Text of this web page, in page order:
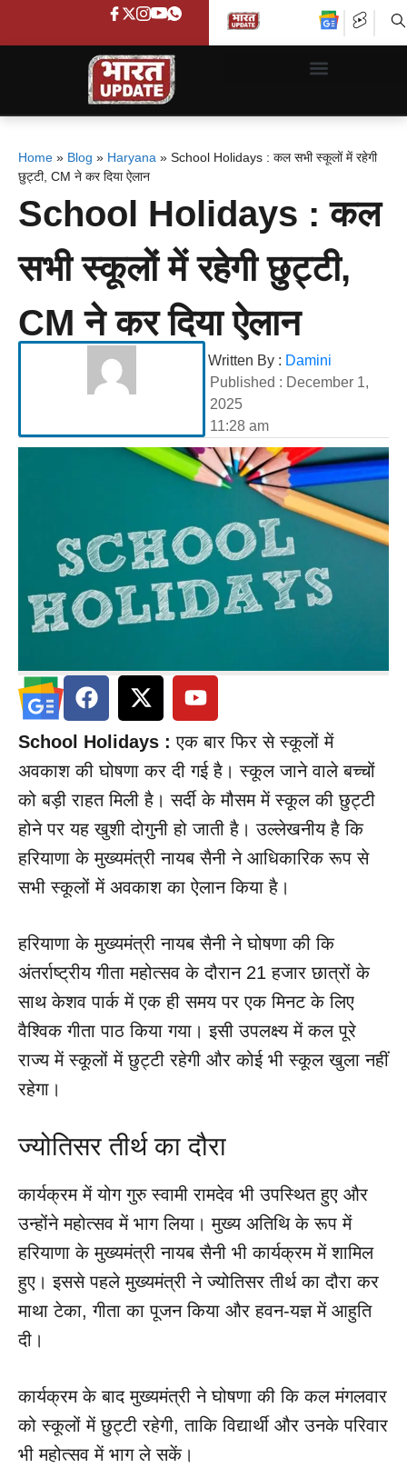
Home » Blog » Haryana » School Holidays : कल सभी स्कूलों में रहेगी
छुट्टी, CM ने कर दिया ऐलान
School Holidays : कल
सभी स्कूलों में रहेगी छुट्टी,
CM ने कर दिया ऐलान
Written By : Damini
Published : December 1,
2025
11:28 am
School Holidays : एक बार फिर से स्कूलों में
अवकाश की घोषणा कर दी गई है। स्कूल जाने वाले बच्चों
को बड़ी राहत मिली है। सर्दी के मौसम में स्कूल की छुट्टी
होने पर यह खुशी दोगुनी हो जाती है। उल्लेखनीय है कि
हरियाणा के मुख्यमंत्री नायब सैनी ने आधिकारिक रूप से
सभी स्कूलों में अवकाश का ऐलान किया है।
हरियाणा के मुख्यमंत्री नायब सैनी ने घोषणा की कि
अंतर्राष्ट्रीय गीता महोत्सव के दौरान 21 हजार छात्रों के
साथ केशव पार्क में एक ही समय पर एक मिनट के लिए
वैश्विक गीता पाठ किया गया। इसी उपलक्ष्य में कल पूरे
राज्य में स्कूलों में छुट्टी रहेगी और कोई भी स्कूल खुला नहीं
रहेगा।
ज्योतिसर तीर्थ का दौरा
कार्यक्रम में योग गुरु स्वामी रामदेव भी उपस्थित हुए और
उन्होंने महोत्सव में भाग लिया। मुख्य अतिथि के रूप में
हरियाणा के मुख्यमंत्री नायब सैनी भी कार्यक्रम में शामिल
हुए। इससे पहले मुख्यमंत्री ने ज्योतिसर तीर्थ का दौरा कर
माथा टेका, गीता का पूजन किया और हवन-यज्ञ में आहुति
दी।
कार्यक्रम के बाद मुख्यमंत्री ने घोषणा की कि कल मंगलवार
को स्कूलों में छुट्टी रहेगी, ताकि विद्यार्थी और उनके परिवार
भी महोत्सव में भाग ले सकें।